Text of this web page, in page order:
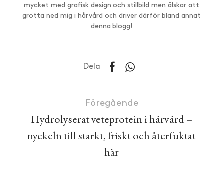
mycket med grafisk design och stillbild men älskar att
grotta ned mig i hårvård och driver därför bland annat
denna blogg!
Dela
Föregående
Hydrolyserat veteprotein i hårvård –
nyckeln till starkt, friskt och återfuktat
hår